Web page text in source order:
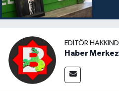
EDITÖR
Haber